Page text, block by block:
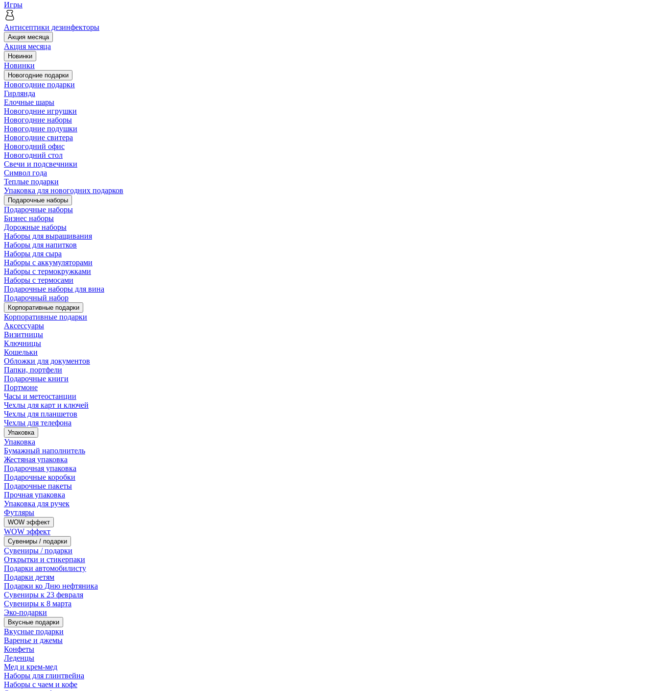
Игры
Антисептики дезинфекторы
Акция месяца
Акция месяца
Новинки
Новинки
Новогодние подарки
Новогодние подарки
Гирлянда
Елочные шары
Новогодние игрушки
Новогодние наборы
Новогодние подушки
Новогодние свитера
Новогодний офис
Новогодний стол
Свечи и подсвечники
Символ года
Теплые подарки
Упаковка для новогодних подарков
Подарочные наборы
Подарочные наборы
Бизнес наборы
Дорожные наборы
Наборы для выращивания
Наборы для напитков
Наборы для сыра
Наборы с аккумуляторами
Наборы с термокружками
Наборы с термосами
Подарочные наборы для вина
Подарочный набор
Корпоративные подарки
Корпоративные подарки
Аксессуары
Визитницы
Ключницы
Кошельки
Обложки для документов
Папки, портфели
Подарочные книги
Портмоне
Часы и метеостанции
Чехлы для карт и ключей
Чехлы для планшетов
Чехлы для телефона
Упаковка
Упаковка
Бумажный наполнитель
Жестяная упаковка
Подарочная упаковка
Подарочные коробки
Подарочные пакеты
Прочная упаковка
Упаковка для ручек
Футляры
WOW эффект
WOW эффект
Сувениры / подарки
Сувениры / подарки
Открытки и стикерпаки
Подарки автомобилисту
Подарки детям
Подарки ко Дню нефтяника
Сувениры к 23 февраля
Сувениры к 8 марта
Эко-подарки
Вкусные подарки
Вкусные подарки
Варенье и джемы
Конфеты
Леденцы
Мед и крем-мед
Наборы для глинтвейна
Наборы с чаем и кофе